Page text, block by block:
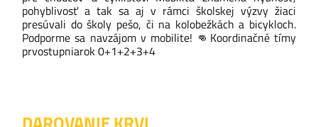
pohyblivosť a tak sa aj v rámci školskej výzvy žiaci
presúvali do školy pešo, či na kolobežkách a bicykloch.
Podporme sa navzájom v mobilite! 👊 Koordinačné tímy
prvostupniarok 0+1+2+3+4